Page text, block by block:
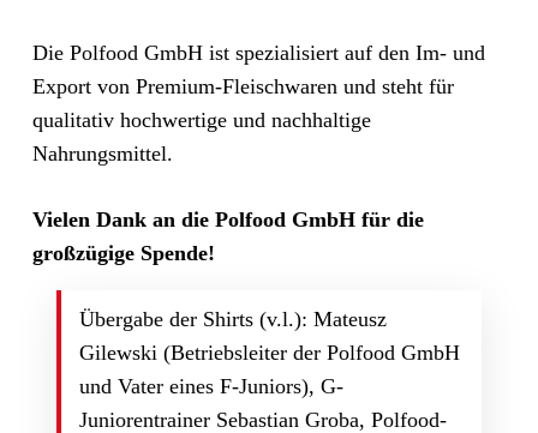
Die Polfood GmbH ist spezialisiert auf den Im- und
Export von Premium-Fleischwaren und steht für
qualitativ hochwertige und nachhaltige
Nahrungsmittel.
Vielen Dank an die Polfood GmbH für die
großzügige Spende!
Übergabe der Shirts (v.l.): Mateusz
Gilewski (Betriebsleiter der Polfood GmbH
und Vater eines F-Juniors), G-
Juniorentrainer Sebastian Groba, Polfood-